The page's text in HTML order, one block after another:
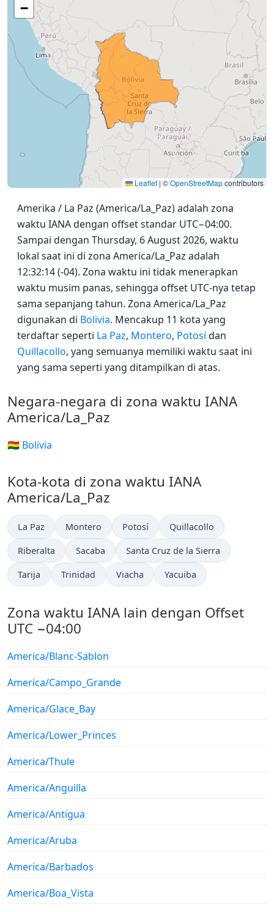
−
Leaflet | ©OpenStreetMapcontributors
Amerika / La Paz (America/La_Paz) adalah zona
waktu IANA dengan offset standar UTC−04:00.
Sampai dengan Thursday, 6 August 2026, waktu
lokal saat ini di zona America/La_Paz adalah
12:32:14 (-04). Zona waktu ini tidak menerapkan
waktu musim panas, sehingga offset UTC-nya tetap
sama sepanjang tahun. Zona America/La_Paz
digunakan di Bolivia. Mencakup 11 kota yang
terdaftar seperti La Paz, Montero, Potosídan
Quillacollo, yang semuanya memiliki waktu saat ini
yang sama seperti yang ditampilkan di atas.
Negara-negara di zona waktu IANA
America/La_Paz
🇧🇴 Bolivia
Kota-kota di zona waktu IANA
America/La_Paz
La Paz Montero Potosí Quillacollo
Riberalta Sacaba Santa Cruz de la Sierra
Tarija Trinidad Viacha Yacuiba
Zona waktu IANA lain dengan Offset
UTC −04:00
America/Blanc-Sablon
America/Campo_Grande
America/Glace_Bay
America/Lower_Princes
America/Thule
America/Anguilla
America/Antigua
America/Aruba
America/Barbados
America/Boa_Vista